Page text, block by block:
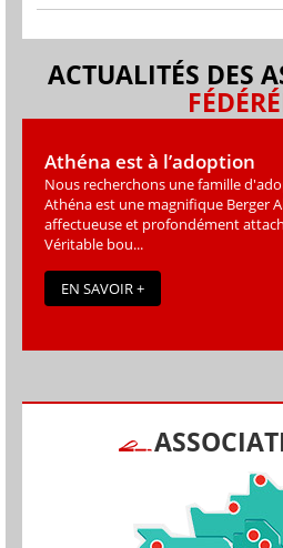
ACTUALITÉS DES
Athéna est à l’adoption
Nous recherchons une famille
Athéna est une magniﬁque Berger
affectueuse et profondément
Véritable bou...
EN SAVOIR +